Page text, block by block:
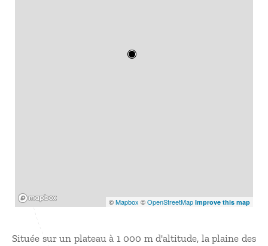
©Mapbox ©OpenStreetMap Improve this map
Située sur un plateau à 1 000 m d'altitude, la plaine des